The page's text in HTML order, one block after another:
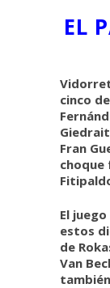
EL
cinco
Fran
choque
El
estos
de
Van